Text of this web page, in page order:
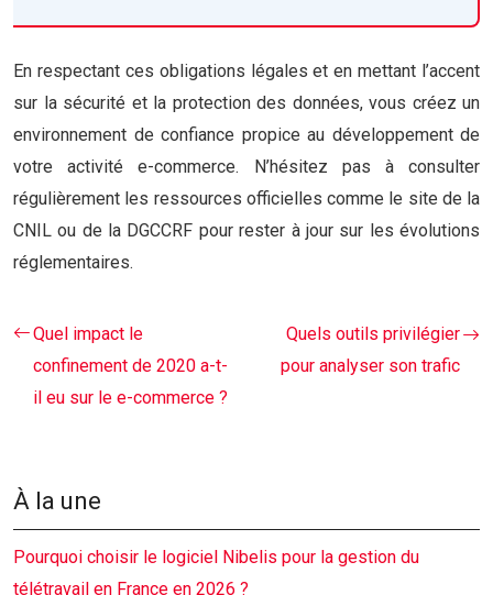
En respectant ces obligations légales et en mettant l’accent
sur la sécurité et la protection des données, vous créez un
environnement de confiance propice au développement de
votre activité e-commerce. N’hésitez pas à consulter
régulièrement les ressources officielles comme le site de la
CNIL ou de la DGCCRF pour rester à jour sur les évolutions
réglementaires.
Quel impact le
confinement de 2020 a-t-
il eu sur le e-commerce ?
Quels outils privilégier
pour analyser son trafic
À la une
Pourquoi choisir le logiciel Nibelis pour la gestion du
télétravail en France en 2026 ?